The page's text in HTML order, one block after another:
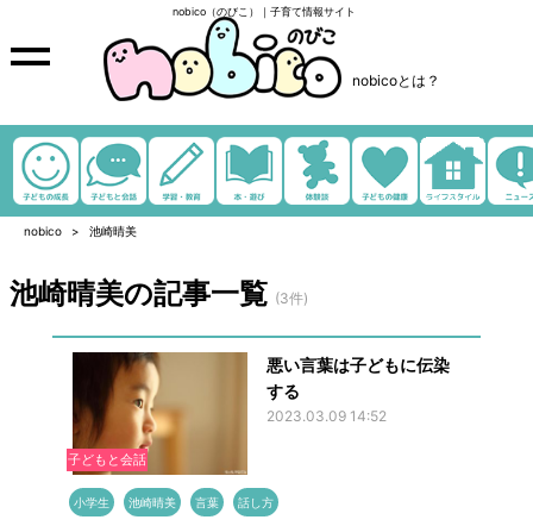
nobico（のびこ）｜子育て情報サイト
nobicoとは？
nobico 池崎晴美
池崎晴美の記事一覧 (3件)
子どもと会話
悪い言葉は子どもに伝染
する
2023.03.09 14:52
小学生 池崎晴美 言葉 話し方